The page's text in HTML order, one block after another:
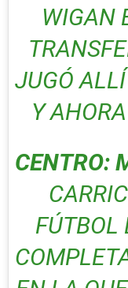
WIGAN
JUGÓ
Y
CENTRO:
FÚTBOL